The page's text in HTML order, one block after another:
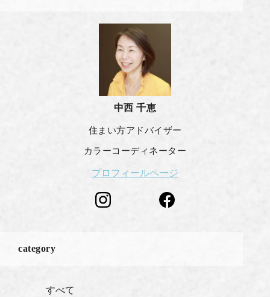
中西 千恵
住まい方アドバイザー
カラーコーディネーター
プロフィールページ
category
すべて